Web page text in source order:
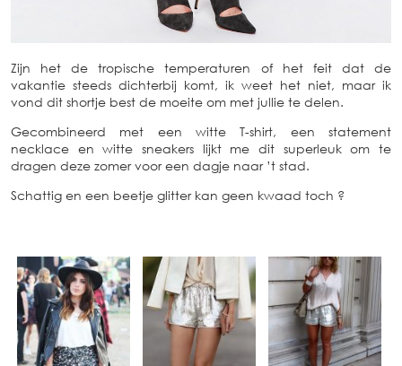
Zijn het de tropische temperaturen of het feit dat de
vakantie steeds dichterbij komt, ik weet het niet, maar ik
vond dit shortje best de moeite om met jullie te delen.
Gecombineerd met een witte T-shirt, een statement
necklace en witte sneakers lijkt me dit superleuk om te
dragen deze zomer voor een dagje naar ’t stad.
Schattig en een beetje glitter kan geen kwaad toch ?